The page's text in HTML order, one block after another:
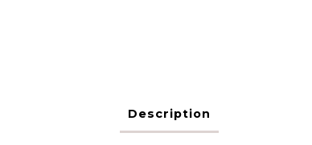
Description